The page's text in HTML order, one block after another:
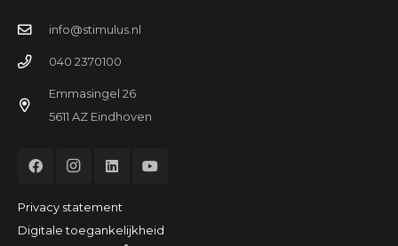
info@stimulus.nl
040 2370100
Emmasingel 26
5611 AZ Eindhoven
Privacy statement
Digitale toegankelijkheid